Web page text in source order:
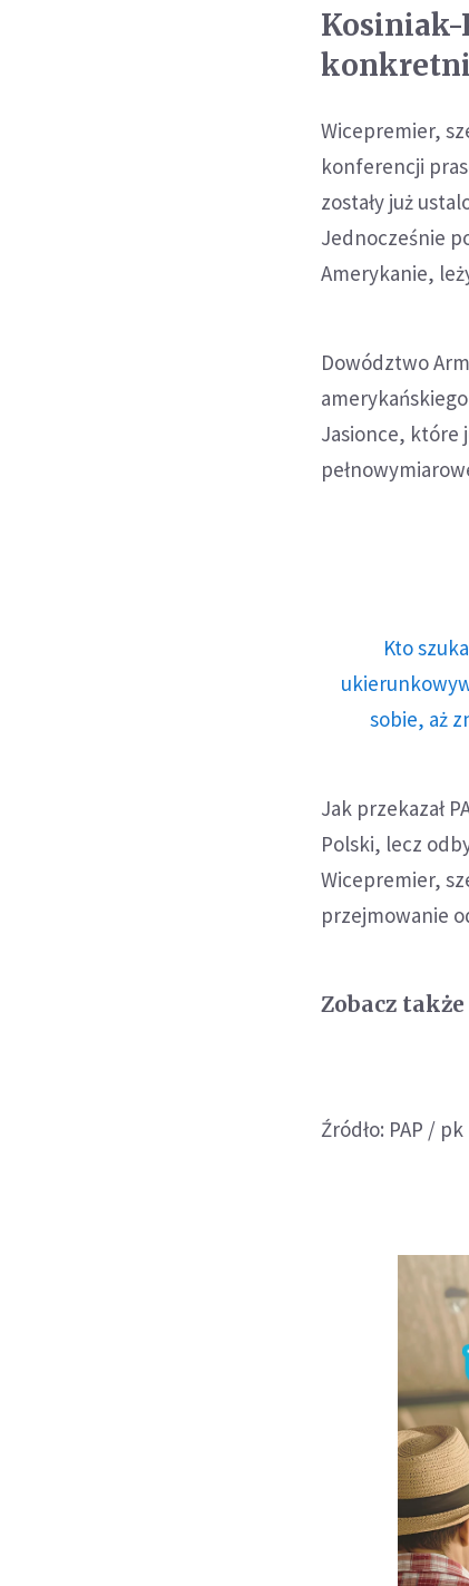
Kosiniak-
Wicepremier,
konferencji
zostały już
Jednocześnie
Amerykanie,
Dowództwo
Jasionce, które
Kto
sobie, aż
Jak przekazał
Polski, lecz
Wicepremier,
przejmowanie
Zobacz także
Źródło: PAP / pk